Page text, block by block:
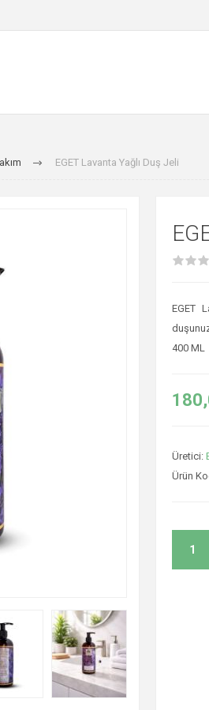
EGET Lavanta Yağlı Duş Jeli
EGET
400 ML
Üretici:
Ürün